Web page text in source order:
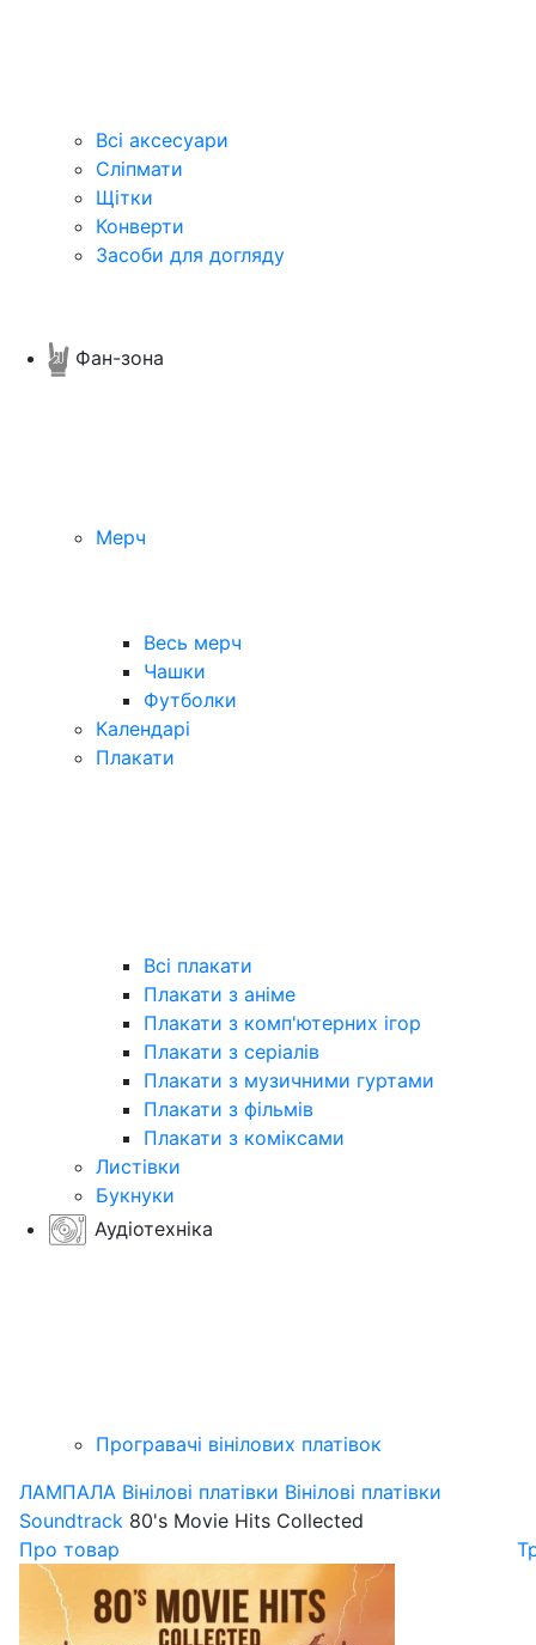
Всі аксесуари
Сліпмати
Щітки
Конверти
Засоби для догляду
Фан-зона
Мерч
Весь мерч
Чашки
Футболки
Календарі
Плакати
Всі плакати
Плакати з аніме
Плакати з комп'ютерних ігор
Плакати з серіалів
Плакати з музичними гуртами
Плакати з фільмів
Плакати з коміксами
Листівки
Букнуки
Аудіотехніка
Програвачі вінілових платівок
ЛАМПАЛА Вінілові платівки Вінілові платівки
Soundtrack 80's Movie Hits Collected
Про товар